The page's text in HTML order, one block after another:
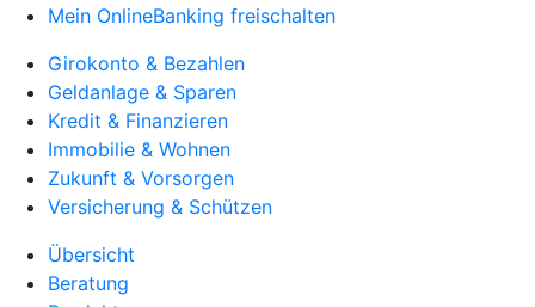
Mein OnlineBanking freischalten
Girokonto & Bezahlen
Geldanlage & Sparen
Kredit & Finanzieren
Immobilie & Wohnen
Zukunft & Vorsorgen
Versicherung & Schützen
Übersicht
Beratung